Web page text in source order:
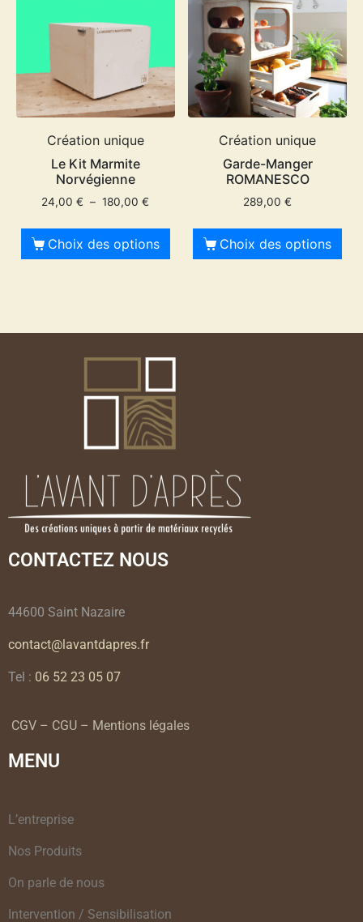
Création unique
Le Kit Marmite
Norvégienne
24,00€ – 180,00€
Choix des options
Création unique
Garde-Manger
ROMANESCO
289,00€
Choix des options
CONTACTEZ NOUS
44600 Saint Nazaire
contact@lavantdapres.fr
Tel : 06 52 23 05 07
CGV – CGU – Mentions légales
MENU
L’entreprise
Nos Produits
On parle de nous
Intervention / Sensibilisation